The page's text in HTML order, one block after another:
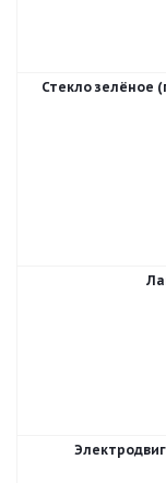
Стекло зелёное